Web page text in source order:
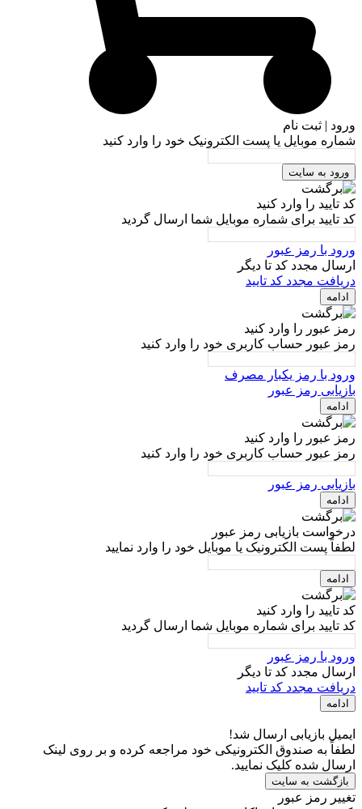
ورود | ثبت نام
شماره موبایل یا پست الکترونیک خود را وارد کنید
ورود به سایت
کد تایید را وارد کنید
کد تایید برای شماره موبایل شما ارسال گردید
ورود با رمز عبور
ارسال مجدد کد تا دیگر
دریافت مجدد کد تایید
ادامه
رمز عبور را وارد کنید
رمز عبور حساب کاربری خود را وارد کنید
ورود با رمز یکبار مصرف
بازیابی رمز عبور
ادامه
رمز عبور را وارد کنید
رمز عبور حساب کاربری خود را وارد کنید
بازیابی رمز عبور
ادامه
درخواست بازیابی رمز عبور
لطفاً پست الکترونیک یا موبایل خود را وارد نمایید
ادامه
کد تایید را وارد کنید
کد تایید برای شماره موبایل شما ارسال گردید
ورود با رمز عبور
ارسال مجدد کد تا دیگر
دریافت مجدد کد تایید
ادامه
ایمیل بازیابی ارسال شد!
لطفاً به صندوق الکترونیکی خود مراجعه کرده و بر روی لینک
ارسال شده کلیک نمایید.
بازگشت به سایت
تغییر رمز عبور